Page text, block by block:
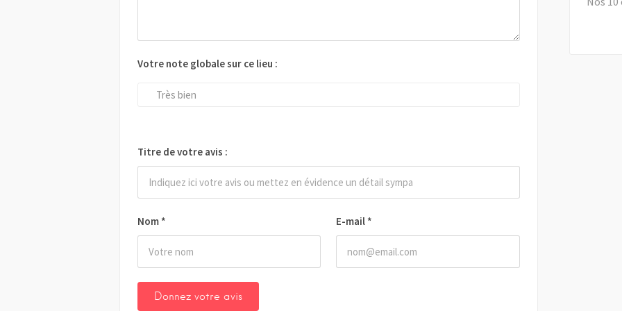
Nom * E-mail *
Votre note globale sur ce lieu :
Très bien
Titre de votre avis :